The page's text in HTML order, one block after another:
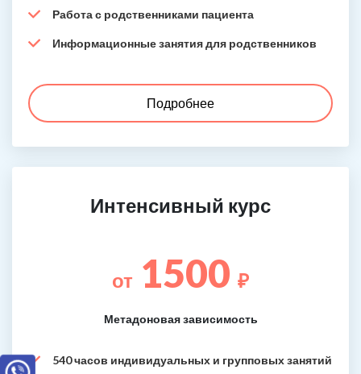
Работа с родственниками пациента
Информационные занятия для родственников
Подробнее
Интенсивный курс
от 1500 ₽
Метадоновая зависимость
540 часов индивидуальных и групповых занятий